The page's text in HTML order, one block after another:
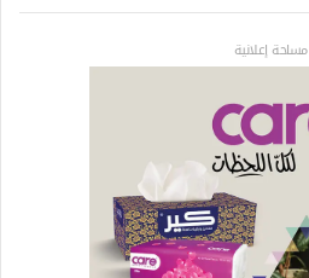
مساحة إعلانية